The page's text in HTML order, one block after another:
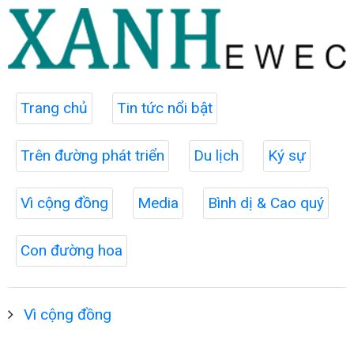
Trang chủ Tin tức nổi bật
Trên đường phát triển Du lịch Ký sự
Vì cộng đồng Media Bình dị & Cao quý
Con đường hoa
Vì cộng đồng